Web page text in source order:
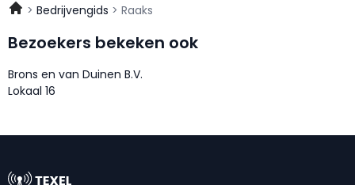
Bedrijvengids Raaks
Bezoekers bekeken ook
Brons en van Duinen B.V.
Lokaal 16